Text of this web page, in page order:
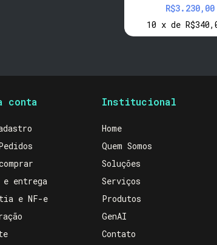
R$3.230,00
10 x de
conta
entrega
e NF-e
Institucional
Home
Quem Somos
Soluções
Serviços
Produtos
GenAI
Contato